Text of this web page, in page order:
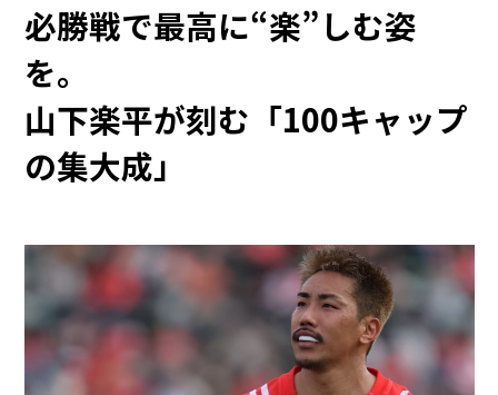
必勝戦で最高に“楽”しむ姿
を。
山下楽平が刻む「100キャップ
の集大成」